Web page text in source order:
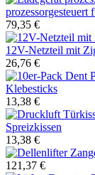
79,35 €
12V-Netzteil mit
26,76 €
Klebesticks
13,38 €
Spreizkissen
13,38 €
121,37 €